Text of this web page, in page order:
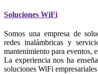
Soluciones WiFi
Somos una empresa de
redes inalámbricas y
mantenimiento para eventos,
La experiencia nos ha
soluciones WiFi